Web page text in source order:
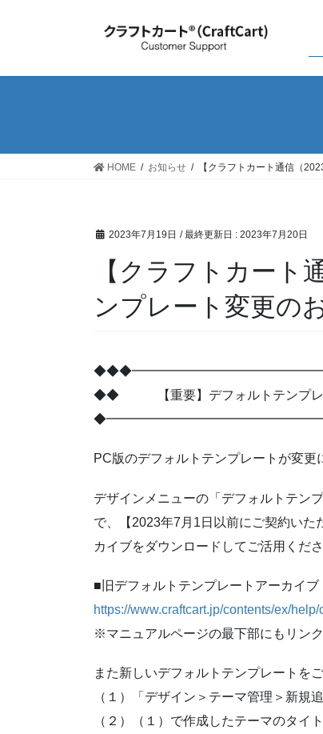
HOME お知らせ 【クラフトカート通信（
2023年7月19日 / 最終更新日 : 2023年7月20日
【クラフトカート
ンプレート変更の
◆◆ 【重要】デフォルトテンプレ
PC版のデフォルトテンプレートが変更
デザインメニューの「デフォルトテン
で、【2023年7月1日以前にご契約い
カイブをダウンロードしてご活用くださ
■旧デフォルトテンプレートアーカイブ
https://www.craftcart.jp/contents/ex/
※マニュアルページの最下部にもリンク
また新しいデフォルトテンプレートを
（１）「デザイン＞テーマ管理＞新規
（２）（１）で作成したテーマのタイ